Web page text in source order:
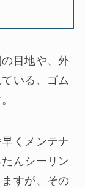
目地や、外
いる、ゴム
くメンテナ
んシーリン
すが、その